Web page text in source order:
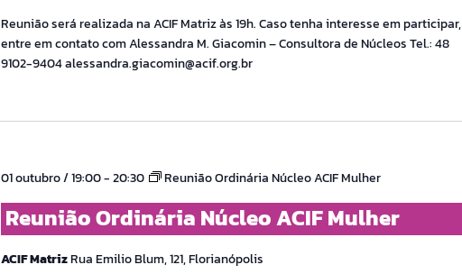
Reunião será realizada na ACIF Matriz às 19h. Caso tenha interesse em participar,
entre em contato com Alessandra M. Giacomin – Consultora de Núcleos Tel.: 48
9102-9404 alessandra.giacomin@acif.org.br
01 outubro / 19:00-20:30 Reunião Ordinária Núcleo ACIF Mulher
Reunião Ordinária Núcleo ACIF Mulher
ACIF MatrizRua Emilio Blum, 121, Florianópolis